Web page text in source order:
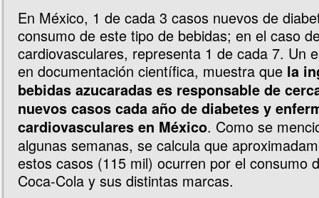
En México, 1 de cada 3 casos nuevos de
consumo de este tipo de bebidas; en el caso
cardiovasculares, representa 1 de cada 7. Un
en documentación científica, muestra que la
bebidas azucaradas es responsable de
nuevos casos cada año de diabetes y
cardiovasculares en México. Como se
algunas semanas, se calcula que
estos casos (115 mil) ocurren por el consumo
Coca-Cola y sus distintas marcas.